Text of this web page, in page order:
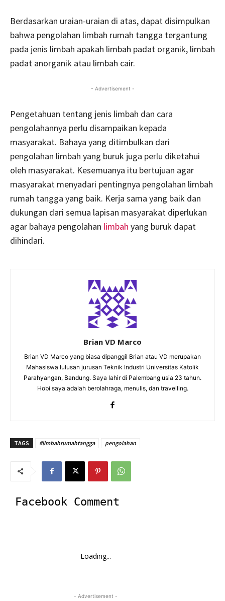
Berdasarkan uraian-uraian di atas, dapat disimpulkan
bahwa pengolahan limbah rumah tangga tergantung
pada jenis limbah apakah limbah padat organik, limbah
padat anorganik atau limbah cair.
- Advertisement -
Pengetahuan tentang jenis limbah dan cara
pengolahannya perlu disampaikan kepada
masyarakat. Bahaya yang ditimbulkan dari
pengolahan limbah yang buruk juga perlu diketahui
oleh masyarakat. Kesemuanya itu bertujuan agar
masyarakat menyadari pentingnya pengolahan limbah
rumah tangga yang baik. Kerja sama yang baik dan
dukungan dari semua lapisan masyarakat diperlukan
agar bahaya pengolahan limbah yang buruk dapat
dihindari.
Brian VD Marco
Brian VD Marco yang biasa dipanggil Brian atau VD merupakan
Mahasiswa lulusan jurusan Teknik Industri Universitas Katolik
Parahyangan, Bandung. Saya lahir di Palembang usia 23 tahun.
Hobi saya adalah berolahraga, menulis, dan travelling.
TAGS #limbahrumahtangga pengolahan
Facebook Comment
Loading...
- Advertisement -